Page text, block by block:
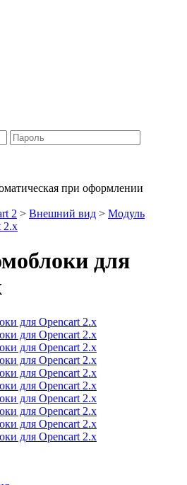
при оформлении
2 > Внешний вид > Модуль
2.x
для